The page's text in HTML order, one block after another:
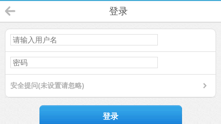
登录
安全提问(未设置请忽略)
登录